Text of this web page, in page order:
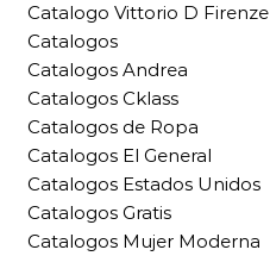
Catalogo Vittorio D Firenze
Catalogos
Catalogos Andrea
Catalogos Cklass
Catalogos de Ropa
Catalogos El General
Catalogos Estados Unidos
Catalogos Gratis
Catalogos Mujer Moderna